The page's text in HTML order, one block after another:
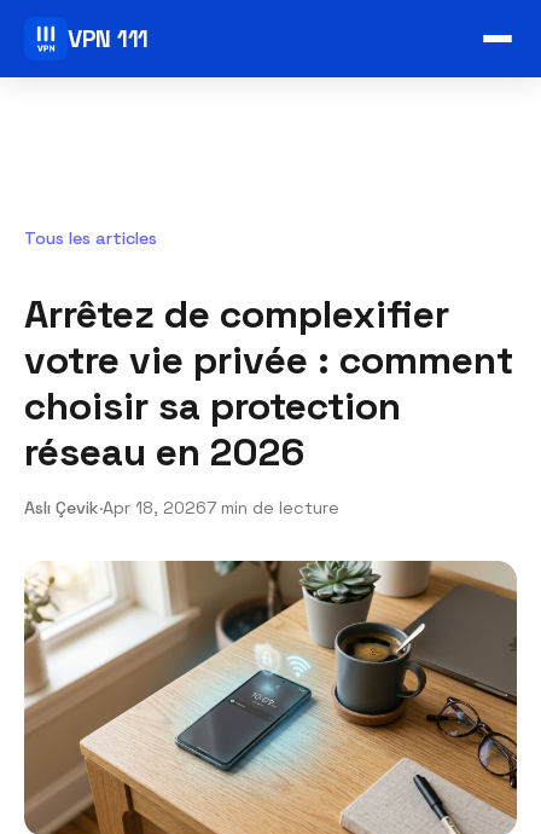
VPN 111
Tous les articles
Arrêtez de complexifier
votre vie privée : comment
choisir sa protection
réseau en 2026
Aslı Çevik·Apr 18, 20267 min de lecture